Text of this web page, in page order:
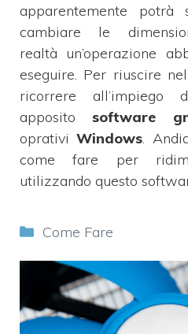
apparentemente potrà
cambiare le
realtà un’operazione
eseguire. Per riuscire
ricorrere all’impiego
appositosoftware
oprativiWindows.
come fare per
utilizzando questo
Categorie
Come Fare